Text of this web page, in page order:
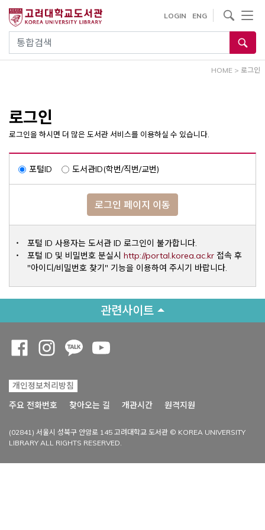
건
통합검색
LOGIN ENG
사이트내 검색
HOME > 로그인
로그인
로그인을 하시면 더 많은 도서관 서비스를 이용하실 수 있습니다.
포털ID 도서관ID(학번/직번/교번)
로그인 페이지 이동
포털 ID 사용자는 도서관 ID 로그인이 불가합니다.
포털 ID 및 비밀번호 분실시 http://portal.korea.ac.krOpens a
접속 후
"아이디/비밀번호 찾기" 기능을 이용하여 주시기 바랍니다.
관련사이트
개인정보처리방침
주요 전화번호
찾아오는 길 개관시간 원격지원
(02841) 서울시 성북구 안암로 145 고려대학교 도서관 © KOREA UNIVERSITY
LIBRARY ALL RIGHTS RESERVED.
Opens a new window
Opens a new window
Opens a new window